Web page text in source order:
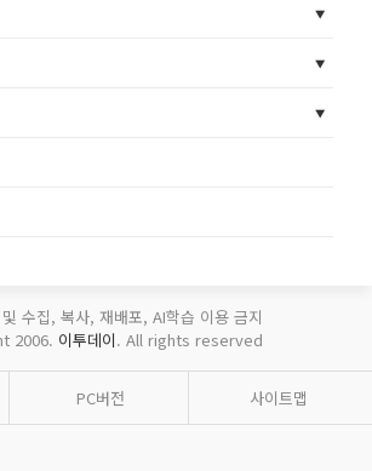
수집, 복사, 재배포, AI학습 이용 금지
2006. 이투데이. All rights reserved
PC버전 사이트맵